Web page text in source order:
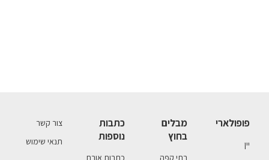
פופולארי
יין
מבלים
בחוץ
בתי קפה
כתבות
נוספות
כתבות אורח
צור קשר
תנאי שימוש